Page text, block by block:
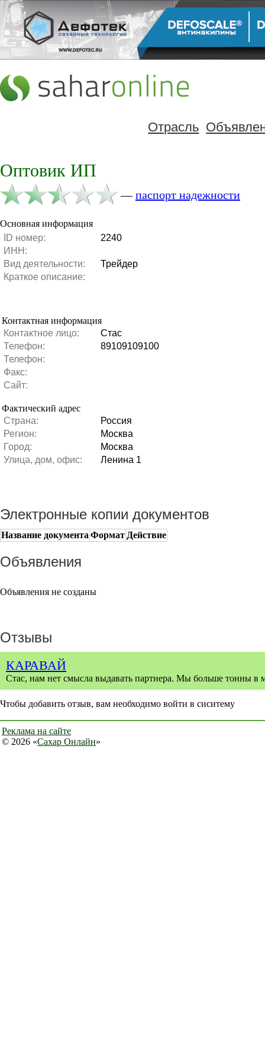
Отрасль
Оптовик ИП
—паспорт надежности
Основная информация
ID номер:
2240
ИНН:
Вид деятельности:
Трейдер
Краткое описание:
Контактная информация
Контактное лицо:
Стас
Телефон:
89109109100
Телефон:
Факс:
Сайт:
Фактический адрес
Страна:
Россия
Регион:
Москва
Город:
Москва
Улица, дом, офис:
Ленина 1
Электронные копии документов
Название документа Формат Действие
Объявления
Объявления не созданы
Отзывы
КАРАВАЙ
Стас, нам нет смысла выдавать партнера. Мы больше тонны в
Чтобы добавить отзыв, вам необходимо войти в сиситему
Реклама на сайте
© 2026 «Сахар Онлайн»